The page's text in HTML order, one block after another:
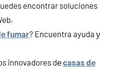
encontrar soluciones
fumar? Encuentra ayuda у
innovadores dеcasas dе